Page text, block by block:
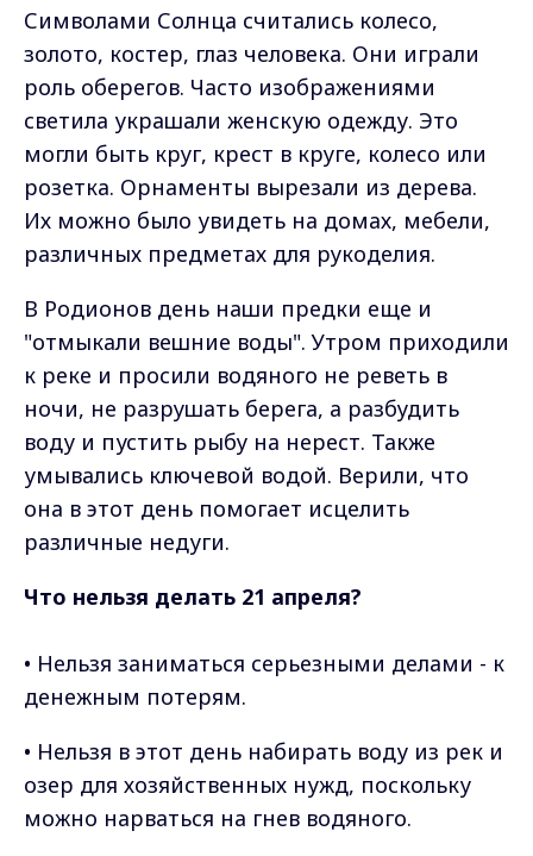
Символами Солнца считались колесо,
золото, костер, глаз человека. Они играли
роль оберегов. Часто изображениями
светила украшали женскую одежду. Это
могли быть круг, крест в круге, колесо или
розетка. Орнаменты вырезали из дерева.
Их можно было увидеть на домах, мебели,
различных предметах для рукоделия.
В Родионов день наши предки еще и
"отмыкали вешние воды". Утром приходили
к реке и просили водяного не реветь в
ночи, не разрушать берега, а разбудить
воду и пустить рыбу на нерест. Также
умывались ключевой водой. Верили, что
она в этот день помогает исцелить
различные недуги.
Что нельзя делать 21 апреля?
• Нельзя заниматься серьезными делами - к
денежным потерям.
• Нельзя в этот день набирать воду из рек и
озер для хозяйственных нужд, поскольку
можно нарваться на гнев водяного.